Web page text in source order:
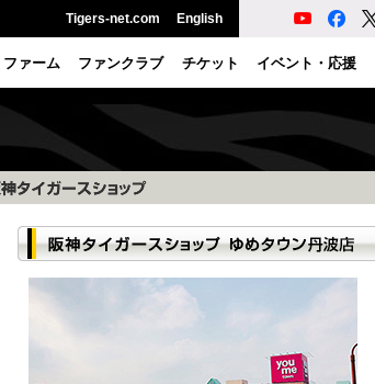
Tigers-net.com English
ファーム ファンクラブ チケット イベント・応援